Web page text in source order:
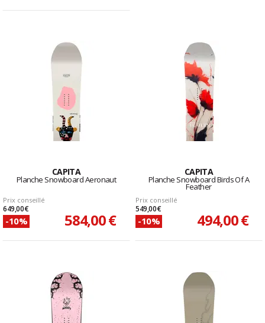
CAPITA
Planche Snowboard Aeronaut
Prix conseillé
649,00 €
-10% 584,00 €
CAPITA
Planche Snowboard Birds Of A
Feather
Prix conseillé
549,00 €
-10% 494,00 €